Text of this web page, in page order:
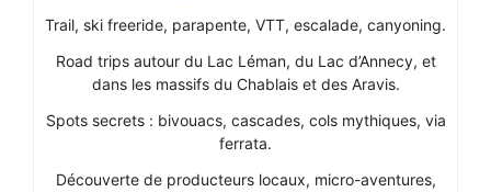
Trail, ski freeride, parapente, VTT, escalade, canyoning.
Road trips autour du Lac Léman, du Lac d’Annecy, et
dans les massifs du Chablais et des Aravis.
Spots secrets : bivouacs, cascades, cols mythiques, via
ferrata.
Découverte de producteurs locaux, micro-aventures,